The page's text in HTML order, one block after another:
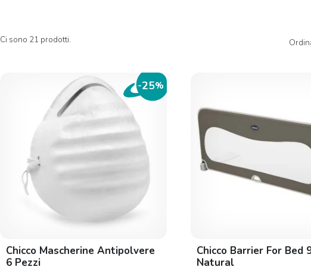
Ci sono 21 prodotti.
-25%
Chicco Mascherine Antipolvere
6 Pezzi
Chicco Barrier For Bed
Natural